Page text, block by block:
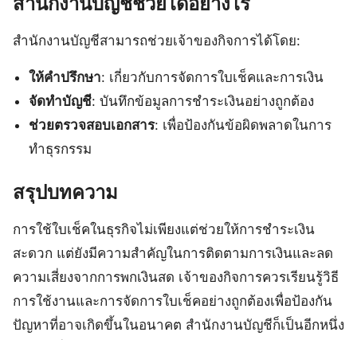
สำนักงานบัญชีสามารถช่วยเจ้าของกิจการได้โดย:
ให้คำปรึกษา: เกี่ยวกับการจัดการใบเช็คและการเงิน
จัดทำบัญชี: บันทึกข้อมูลการชำระเงินอย่างถูกต้อง
ช่วยตรวจสอบเอกสาร: เพื่อป้องกันข้อผิดพลาดในการ
ทำธุรกรรม
สรุปบทความ
การใช้ใบเช็คในธุรกิจไม่เพียงแต่ช่วยให้การชำระเงิน
สะดวก แต่ยังมีความสำคัญในการติดตามการเงินและลด
ความเสี่ยงจากการพกเงินสด เจ้าของกิจการควรเรียนรู้วิธี
การใช้งานและการจัดการใบเช็คอย่างถูกต้องเพื่อป้องกัน
ปัญหาที่อาจเกิดขึ้นในอนาคต สำนักงานบัญชีก็เป็นอีกหนึ่ง